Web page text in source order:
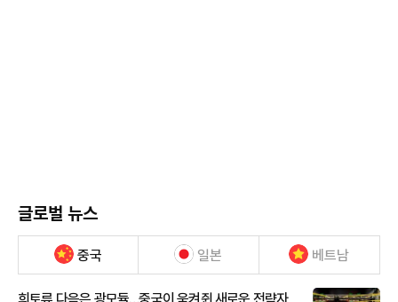
글로벌 뉴스
중국 일본 베트남